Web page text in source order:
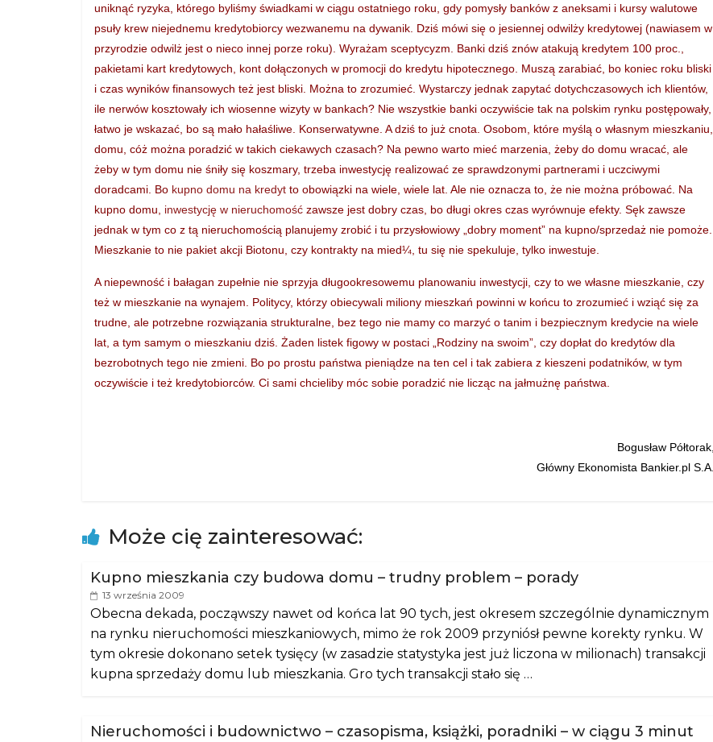
uniknąć ryzyka, którego byliśmy świadkami w ciągu ostatniego roku, gdy pomysły banków z aneksami i kursy walutowe
psuły krew niejednemu kredytobiorcy wezwanemu na dywanik. Dziś mówi się o jesiennej odwilży kredytowej (nawiasem w
przyrodzie odwilż jest o nieco innej porze roku). Wyrażam sceptycyzm. Banki dziś znów atakują kredytem 100 proc.,
pakietami kart kredytowych, kont dołączonych w promocji do kredytu hipotecznego. Muszą zarabiać, bo koniec roku bliski
i czas wyników finansowych też jest bliski. Można to zrozumieć. Wystarczy jednak zapytać dotychczasowych ich klientów,
ile nerwów kosztowały ich wiosenne wizyty w bankach? Nie wszystkie banki oczywiście tak na polskim rynku postępowały,
łatwo je wskazać, bo są mało hałaśliwe. Konserwatywne. A dziś to już cnota. Osobom, które myślą o własnym mieszkaniu,
domu, cóż można poradzić w takich ciekawych czasach? Na pewno warto mieć marzenia, żeby do domu wracać, ale
żeby w tym domu nie śniły się koszmary, trzeba inwestycję realizować ze sprawdzonymi partnerami i uczciwymi
doradcami. Bo kupno domu na kredyt to obowiązki na wiele, wiele lat. Ale nie oznacza to, że nie można próbować. Na
kupno domu, inwestycję w nieruchomość zawsze jest dobry czas, bo długi okres czas wyrównuje efekty. Sęk zawsze
jednak w tym co z tą nieruchomością planujemy zrobić i tu przysłowiowy „dobry moment” na kupno/sprzedaż nie pomoże.
Mieszkanie to nie pakiet akcji Biotonu, czy kontrakty na mied¼, tu się nie spekuluje, tylko inwestuje.
A niepewność i bałagan zupełnie nie sprzyja długookresowemu planowaniu inwestycji, czy to we własne mieszkanie, czy
też w mieszkanie na wynajem. Politycy, którzy obiecywali miliony mieszkań powinni w końcu to zrozumieć i wziąć się za
trudne, ale potrzebne rozwiązania strukturalne, bez tego nie mamy co marzyć o tanim i bezpiecznym kredycie na wiele
lat, a tym samym o mieszkaniu dziś. Żaden listek figowy w postaci „Rodziny na swoim”, czy dopłat do kredytów dla
bezrobotnych tego nie zmieni. Bo po prostu państwa pieniądze na ten cel i tak zabiera z kieszeni podatników, w tym
oczywiście i też kredytobiorców. Ci sami chcieliby móc sobie poradzić nie licząc na jałmużnę państwa.
Bogusław Półtorak,
Główny Ekonomista Bankier.pl S.A.
Może cię zainteresować:
Kupno mieszkania czy budowa domu – trudny problem – porady
13 września 2009
Obecna dekada, począwszy nawet od końca lat 90 tych, jest okresem szczególnie dynamicznym
na rynku nieruchomości mieszkaniowych, mimo że rok 2009 przyniósł pewne korekty rynku. W
tym okresie dokonano setek tysięcy (w zasadzie statystyka jest już liczona w milionach) transakcji
kupna sprzedaży domu lub mieszkania. Gro tych transakcji stało się …
Nieruchomości i budownictwo – czasopisma, książki, poradniki – w ciągu 3 minut